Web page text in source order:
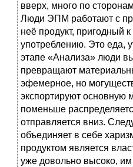
вверх, много по
Люди ЭПМ работают с
неё продукт, пригодный
употреблению. Это еда,
этапе «Анализа» люди
превращают
эфемерное, но
экспортируют основную
поменьше
отправляется вниз.
объединяет в себе
продуктом является
уже довольно высоко, им